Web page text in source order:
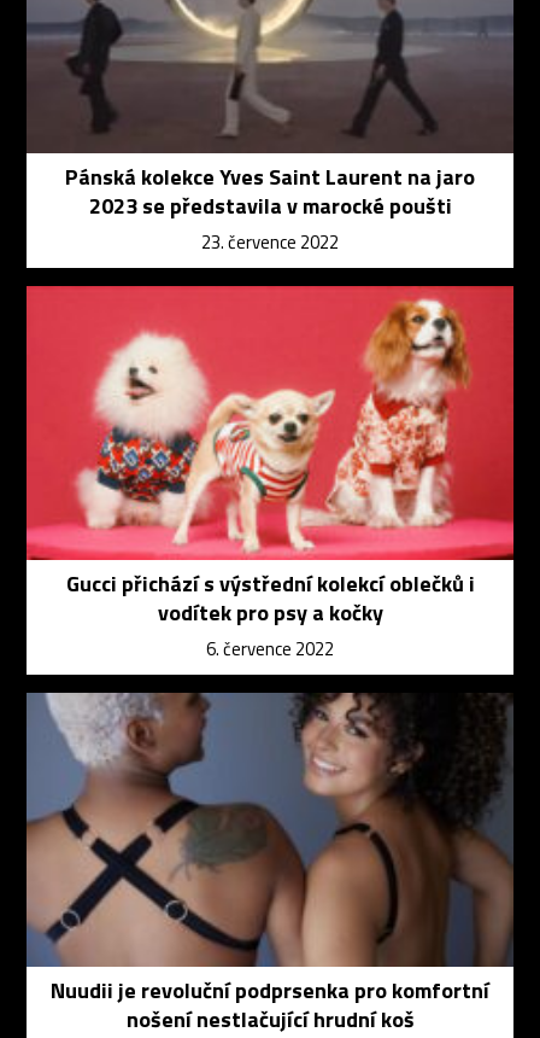
Pánská kolekce Yves Saint Laurent na jaro
2023 se představila v marocké poušti
23. července 2022
Gucci přichází s výstřední kolekcí oblečků i
vodítek pro psy a kočky
6. července 2022
Nuudii je revoluční podprsenka pro komfortní
nošení nestlačující hrudní koš